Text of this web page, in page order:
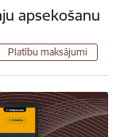
apsekošanu
Platību maksājumi